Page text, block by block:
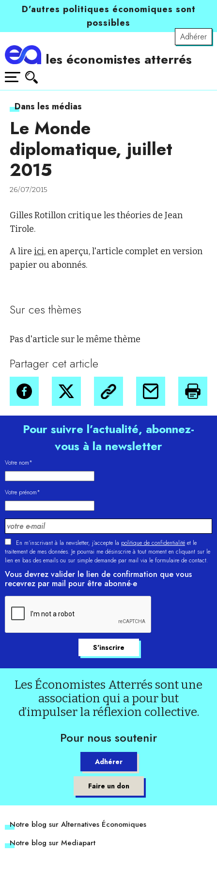
D’autres politiques économiques sont
possibles
Adhérer
les économistes atterrés
Dans les médias
Le Monde
diplomatique, juillet
2015
26/07/2015
Gilles Rotillon critique les théories de Jean
Tirole.
A lire ici, en aperçu, l'article complet en version
papier ou abonnés.
Sur ces thèmes
Pas d'article sur le même thème
Partager cet article
Pour suivre l’actualité, abonnez-
vous à la newsletter
Votre nom*
Votre prénom*
En m'inscrivant à la newsletter, j’accepte la politique de confidentialité et le
traitement de mes données. Je pourrai me désinscrire à tout moment en cliquant sur le
lien en bas des emails ou sur simple demande par mail via le formulaire de contact.
Vous devrez valider le lien de confirmation que vous
recevrez par mail pour être abonné·e
Les Économistes Atterrés sont une
association qui a pour but
d’impulser la réflexion collective.
Pour nous soutenir
Adhérer
Faire un don
Notre blog sur Alternatives Économiques
Notre blog sur Mediapart